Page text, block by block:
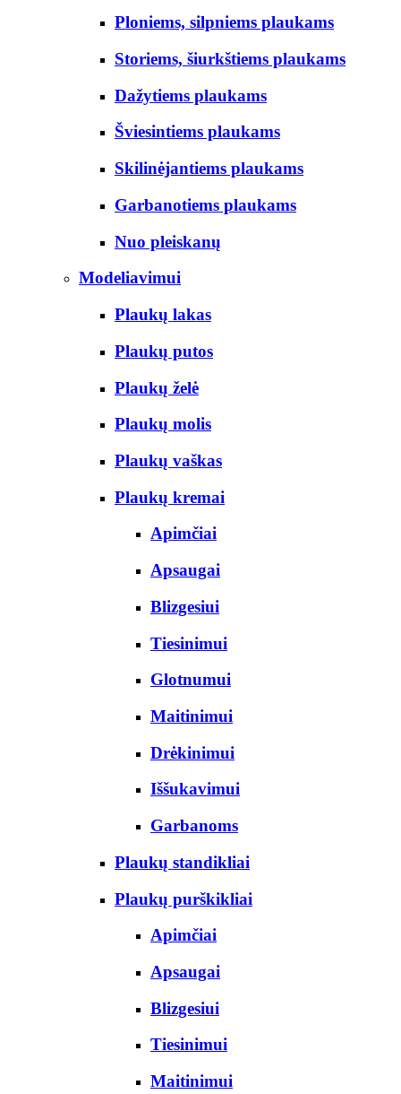
Ploniems, silpniems plaukams
Storiems, šiurkštiems plaukams
Dažytiems plaukams
Šviesintiems plaukams
Skilinėjantiems plaukams
Garbanotiems plaukams
Nuo pleiskanų
Modeliavimui
Plaukų lakas
Plaukų putos
Plaukų želė
Plaukų molis
Plaukų vaškas
Plaukų kremai
Apimčiai
Apsaugai
Blizgesiui
Tiesinimui
Glotnumui
Maitinimui
Drėkinimui
Iššukavimui
Garbanoms
Plaukų standikliai
Plaukų purškikliai
Apimčiai
Apsaugai
Blizgesiui
Tiesinimui
Maitinimui